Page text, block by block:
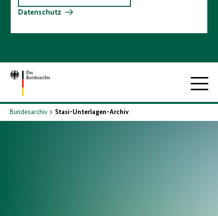
Datenschutz
Zur
Startseite
Bundesarchiv Stasi-Unterlagen-Archiv